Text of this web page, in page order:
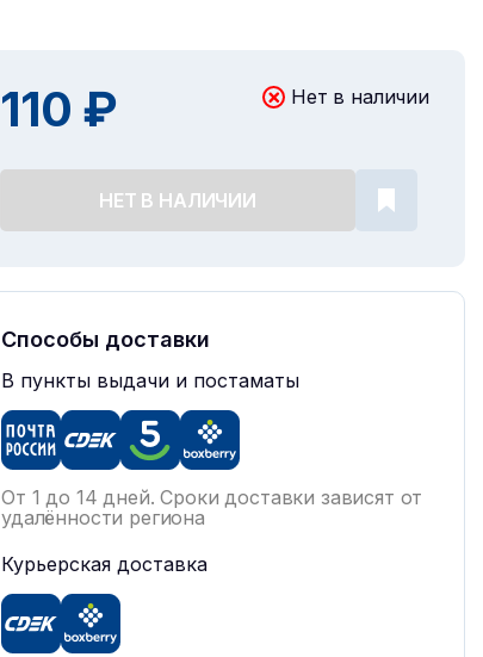
110 ₽ Нет в наличии
НЕТ В НАЛИЧИИ
Способы доставки
В пункты выдачи и постаматы
От 1 до 14 дней. Сроки доставки зависят от
удалённости региона
Курьерская доставка